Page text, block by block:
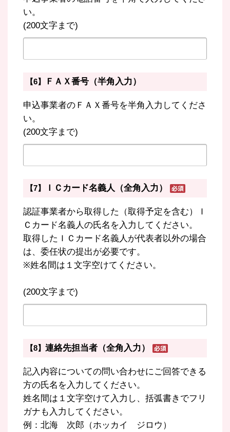
い。
(200文字まで)
【6】 ＦＡＸ番号（半角入力）
申込事業者のＦＡＸ番号を半角入力してくださ
い。
(200文字まで)
【7】 ＩＣカード名義人（全角入力）
認証事業者から取得した（取得予定を含む）Ｉ
Ｃカード名義人の氏名を入力してください。
取得したＩＣカード名義人が代表者以外の場合
は、委任状の提出が必要です。
※姓名間は１文字空けてください。
(200文字まで)
【8】 連絡先担当者（全角入力）
記入内容についての問い合わせにご回答できる
方の氏名を入力してください。
姓名間は１文字空けて入力し、括弧書きでフリ
ガナも入力してください。
例：北海 次郎（ホッカイ ジロウ）